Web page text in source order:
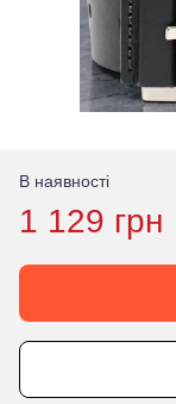
В наявності
1 129 грн